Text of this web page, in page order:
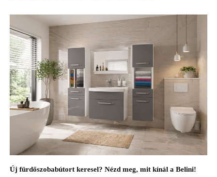
Új fürdőszobabútort keresel? Nézd meg, mit kínál a Belini!